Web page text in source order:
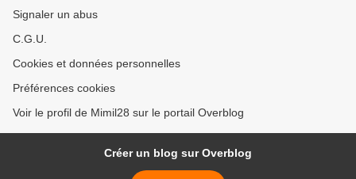
Signaler un abus
C.G.U.
Cookies et données personnelles
Préférences cookies
Voir le profil de Mimil28 sur le portail Overblog
Créer un blog sur Overblog